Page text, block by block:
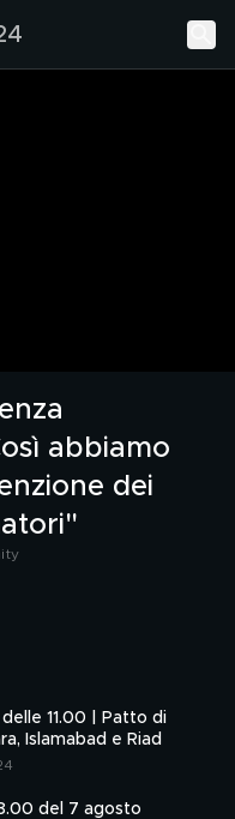
abbiamo
dei
11.00 | Patto di
Islamabad e Riad
del 7 agosto